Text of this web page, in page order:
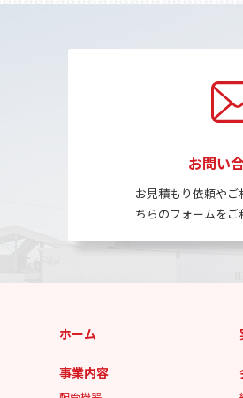
お問い
お見積もり依頼やご
ちらのフォームをご
ホーム
事業内容